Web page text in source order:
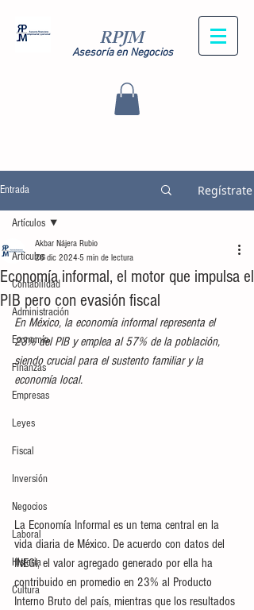
RPJM
Asesoría en Negocios
Entrada Regístrate
Artículos
Contabilidad
Administración
Economía
Finanzas
Empresas
Leyes
Fiscal
Inversión
Negocios
Laboral
Historia
Cultura
Artículos
Economía informal, el motor que impulsa el
PIB pero con evasión fiscal
Akbar Nájera Rubio
26 dic 2024 5 min de lectura
En México, la economía informal representa el
23% del PIB y emplea al 57% de la población,
siendo crucial para el sustento familiar y la
economía local.
La Economía Informal es un tema central en la
vida diaria de México. De acuerdo con datos del
INEGI, el valor agregado generado por ella ha
contribuido en promedio en 23% al Producto
Interno Bruto del país, mientras que los resultados